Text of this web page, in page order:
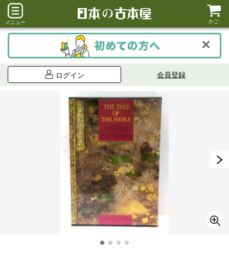
メニュー かご
ログイン 会員登録